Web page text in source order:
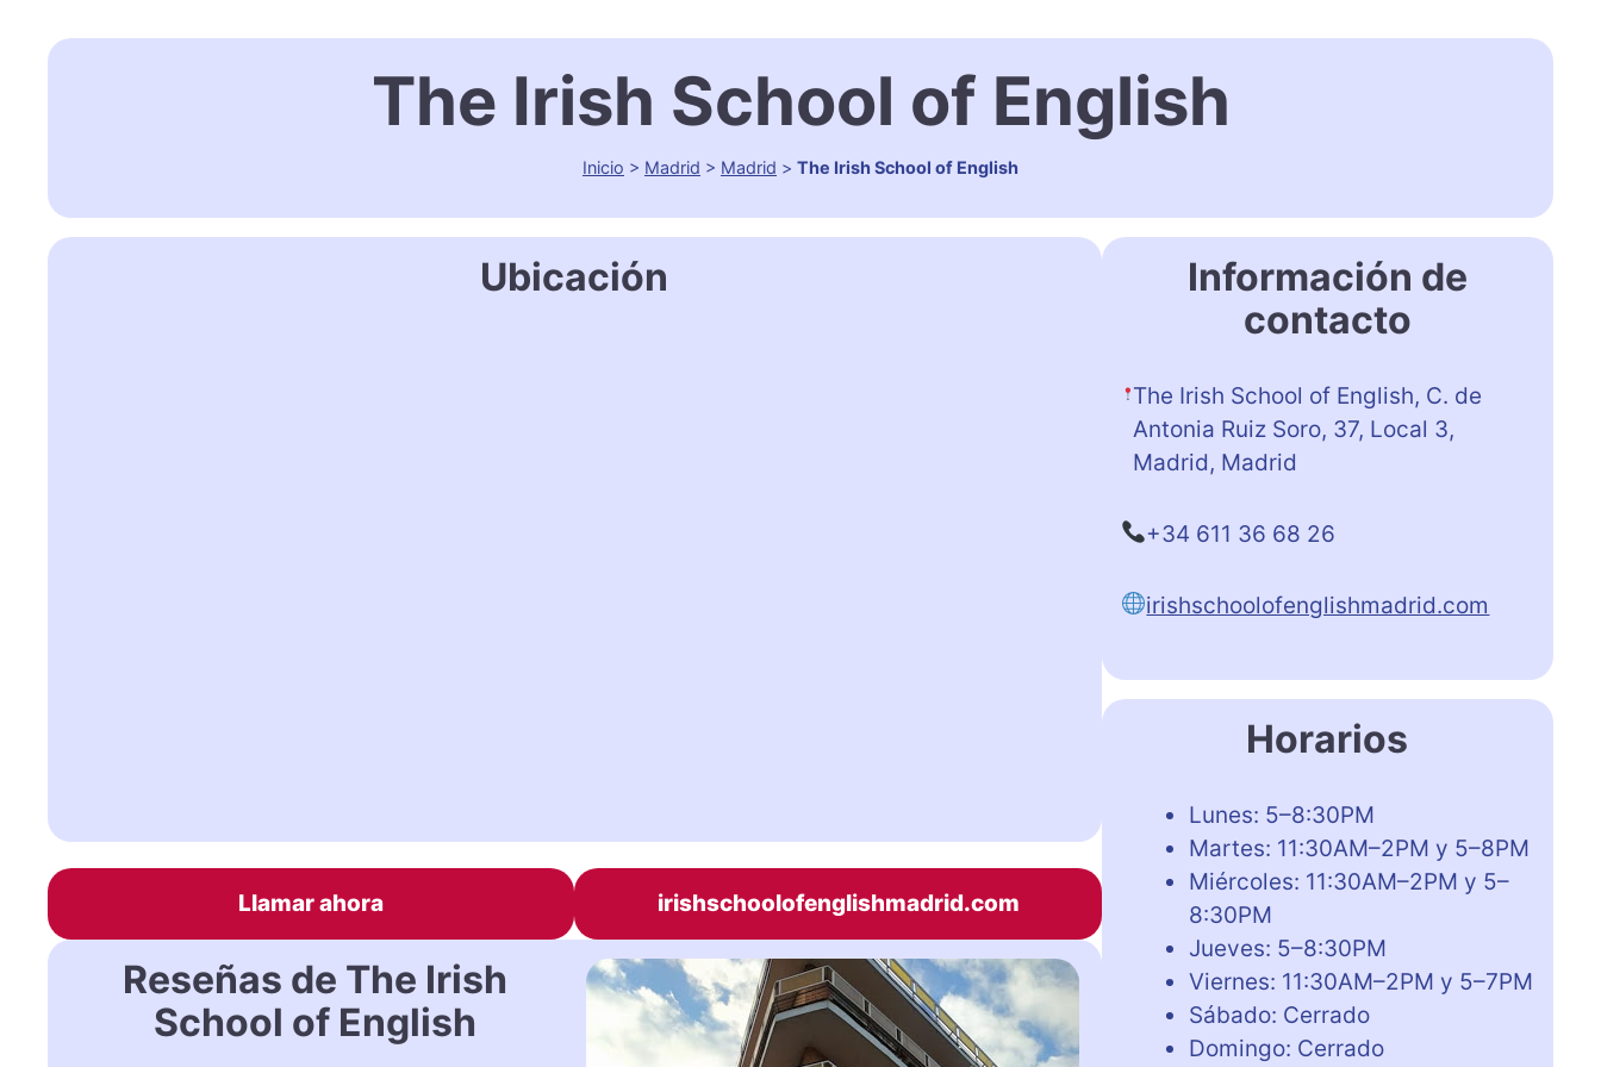
The Irish School of English
Inicio > Madrid > Madrid > The Irish School of English
Ubicación
Llamar ahora irishschoolofenglishmadrid.com
Reseñas de The Irish
School of English
Información de
contacto
The Irish School of English, C. de
Antonia Ruiz Soro, 37, Local 3,
Madrid, Madrid
+34 611 36 68 26
irishschoolofenglishmadrid.com
Horarios
Lunes: 5–8:30PM
Martes: 11:30AM–2PM y 5–8PM
Miércoles: 11:30AM–2PM y 5–
8:30PM
Jueves: 5–8:30PM
Viernes: 11:30AM–2PM y 5–7PM
Sábado: Cerrado
Domingo: Cerrado